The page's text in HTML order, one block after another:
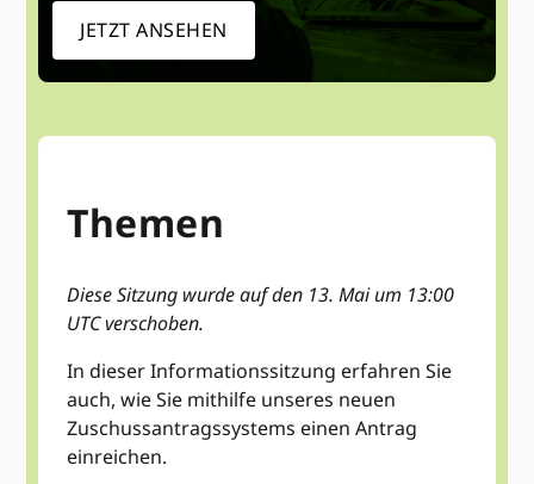
JETZT ANSEHEN
Themen
Diese Sitzung wurde auf den 13. Mai um 13:00
UTC verschoben.
In dieser Informationssitzung erfahren Sie
auch, wie Sie mithilfe unseres neuen
Zuschussantragssystems einen Antrag
einreichen.